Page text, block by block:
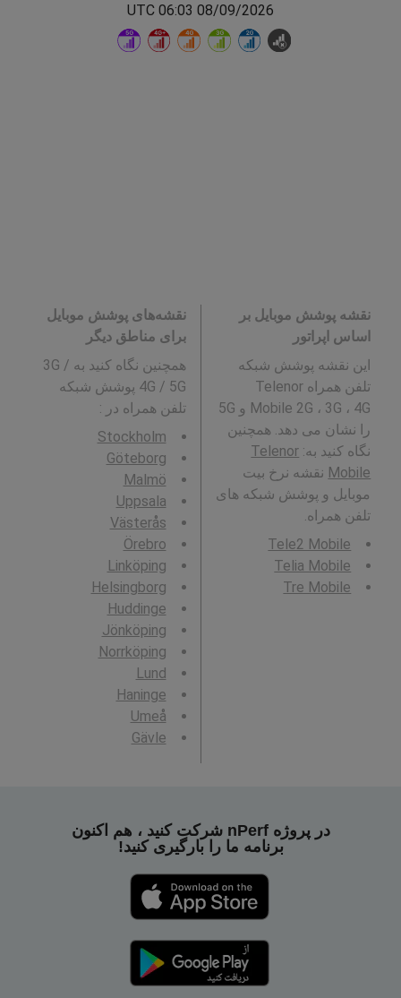
08/09/2026 06:03 UTC
نقشه پوشش موبایل بر
اساس اپراتور
این نقشه پوشش شبکه
تلفن همراه Telenor
Mobile 2G ، 3G ، 4G و 5G
را نشان می دهد. همچنین
نگاه کنید به: Telenor
Mobile نقشه نرخ بیت
موبایل و پوشش شبکه های
تلفن همراه.
Tele2 Mobile
Telia Mobile
Tre Mobile
نقشه‌های پوشش موبایل
برای مناطق دیگر
همچنین نگاه کنید به 3G /
4G / 5G پوشش شبکه
تلفن همراه در :
Stockholm
Göteborg
Malmö
Uppsala
Västerås
Örebro
Linköping
Helsingborg
Huddinge
Jönköping
Norrköping
Lund
Haninge
Umeå
Gävle
در پروژه nPerf شرکت کنید ، هم اکنون
برنامه ما را بارگیری کنید!